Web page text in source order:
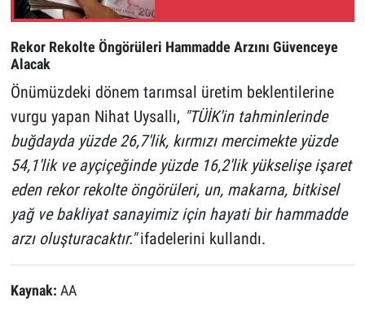
Rekor Rekolte Öngörüleri Hammadde Arzını Güvenceye
Alacak
Önümüzdeki dönem tarımsal üretim beklentilerine
vurgu yapan Nihat Uysallı, "TÜİK'in tahminlerinde
buğdayda yüzde 26,7'lik, kırmızı mercimekte yüzde
54,1'lik ve ayçiçeğinde yüzde 16,2'lik yükselişe işaret
eden rekor rekolte öngörüleri, un, makarna, bitkisel
yağ ve bakliyat sanayimiz için hayati bir hammadde
arzı oluşturacaktır."ifadelerini kullandı.
Kaynak: AA